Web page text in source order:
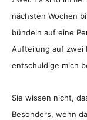
nächsten Wochen
bündeln auf eine
Aufteilung auf zwei
entschuldige mich
Sie wissen nicht,
Besonders, wenn